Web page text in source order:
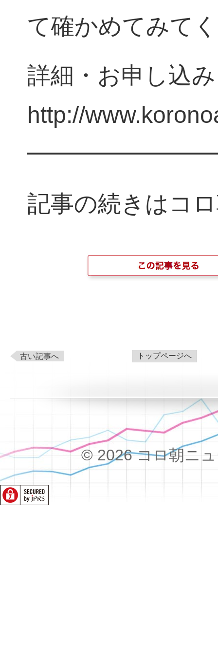
て確かめてみて
詳細・お申し
http://
記事の続きはコ
古い記事へ トップページへ
© 2026 コロ朝ニ